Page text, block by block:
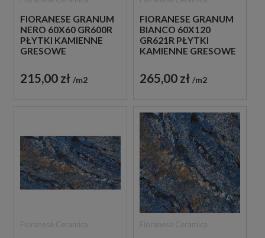
FIORANESE GRANUM
NERO 60X60 GR600R
PŁYTKI KAMIENNE
GRESOWE
215,00 zł m2
FIORANESE GRANUM
BIANCO 60X120
GR621R PŁYTKI
KAMIENNE GRESOWE
265,00 zł m2